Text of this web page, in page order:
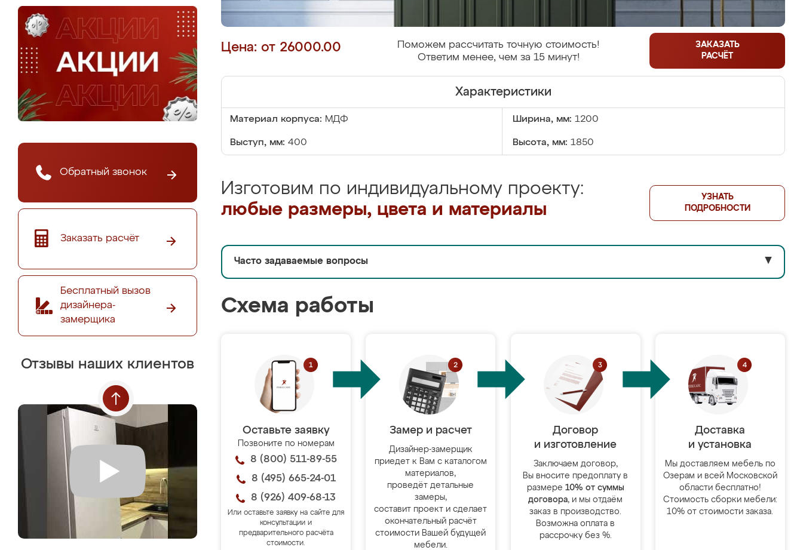
Обратный звонок
Заказать расчёт
Бесплатный вызов
дизайнера-
замерщика
Отзывы наших клиентов
Цена: от 26000.00
Поможем рассчитать точную стоимость!
Ответим менее, чем за 15 минут!
ЗАКАЗАТЬ
РАСЧЁТ
Характеристики
Материал корпуса: МДФ Ширина, мм: 1200
Выступ, мм: 400 Высота, мм: 1850
Изготовим по индивидуальному проекту:
любые размеры, цвета и материалы
УЗНАТЬ
ПОДРОБНОСТИ
Часто задаваемые вопросы ▼
Схема работы
Оставьте заявку
Позвоните по номерам
8 (800) 511-89-55
8 (495) 665-24-01
8 (926) 409-68-13
Или оставьте заявку на сайте для
консультации и
предварительного расчёта
стоимости.
Замер и расчет
Дизайнер-замерщик
приедет к Вам с каталогом
материалов,
проведёт детальные
замеры,
составит проект и сделает
окончательный расчёт
стоимости Вашей будущей
мебели.
Договор
и изготовление
Заключаем договор,
Вы вносите предоплату в
размере 10% от суммы
договора, и мы отдаём
заказ в производство.
Возможна оплата в
рассрочку без %.
Доставка
и установка
Мы доставляем мебель по
Озерам и всей Московской
области бесплатно!
Стоимость сборки мебели:
10% от стоимости заказа.